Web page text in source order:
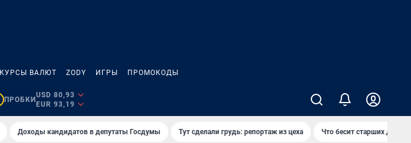
КУРСЫ ВАЛЮТ ZODY ИГРЫ ПРОМОКОДЫ
ПРОБКИ
USD 80,93
EUR 93,19
Доходы кандидатов в депутаты Госдумы Тут сделали грудь: репортаж из цеха Что бесит старших детей